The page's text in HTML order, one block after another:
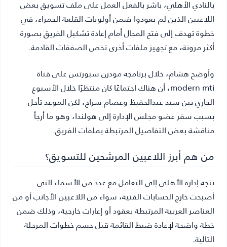
بالنادي الأهلي، باشر بالفعل العمل على ملف تسويق بعض
اللاعبين الذين لم يعودوا ضمن أولويات القلعة الحمراء، في
خطوة تهدف إلى فتح المجال أمام إعادة تشكيل الفريق بصورة
أكثر مرونة، مع تجهيز ملفات أخرى تخص الصفقات القادمة.
وأوضح هشام، خلال برنامجه مودرن سبورتس على قناة
modern mti، أن هناك اجتماعًا كان منتظرًا خلال الأسبوع
الجاري بين سيد عبدالحفيظ وعصام سراج، لكن الموعد تأجل
بسبب سفر عضو مجلس الإدارة إلى هولندا، وهو ما أرجأ
مناقشة بعض التفاصيل المرتبطة بملفات الفريق.
من هم أبرز اللاعبين المرشحين للتسويق؟
تتجه إدارة الأهلي إلى التعامل مع عدد من الأسماء التي
أصبحت خارج الحسابات الفنية، سواء من اللاعبين الأجانب أو من
العناصر العربية المرتبطة بعقود أو إعارات خارجية، وذلك ضمن
خطة واضحة لإعادة ضبط القائمة قبل حسم خطوات المرحلة
التالية.